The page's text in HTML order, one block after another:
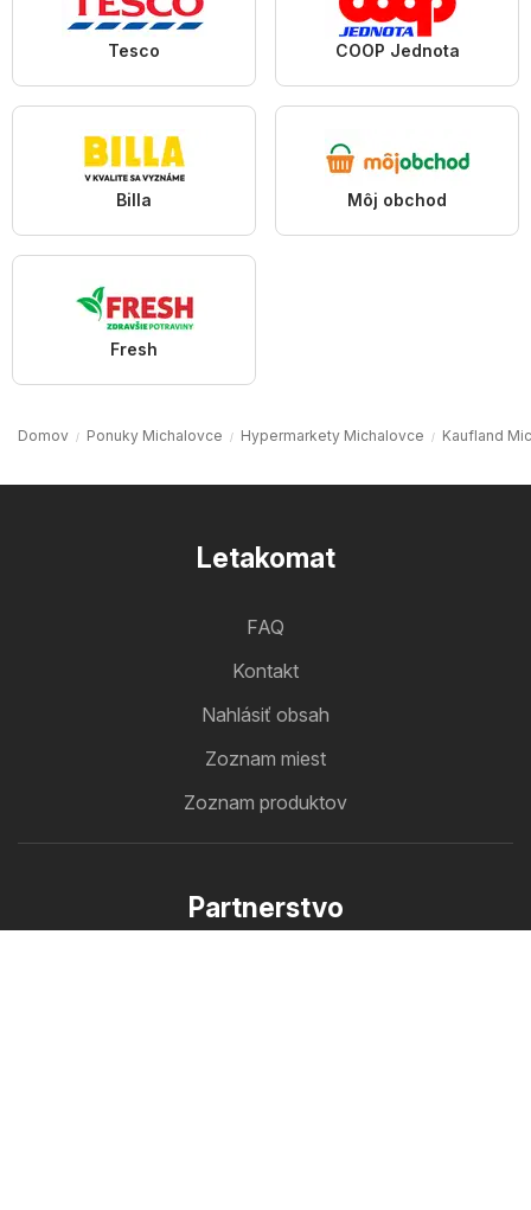
Tesco COOP Jednota
Billa Môj obchod
Fresh
Domov Ponuky Michalovce Hypermarkety Michalovce Kaufland
Letakomat
FAQ
Kontakt
Nahlásiť obsah
Zoznam miest
Zoznam produktov
Partnerstvo